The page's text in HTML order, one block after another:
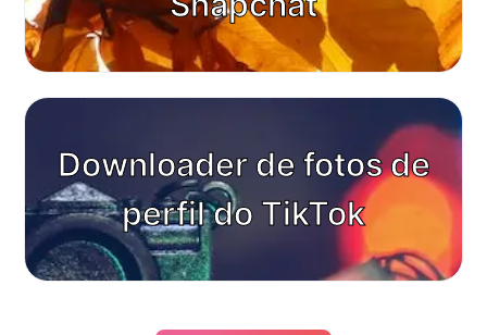
Downloader de fotos de
perfil do TikTok